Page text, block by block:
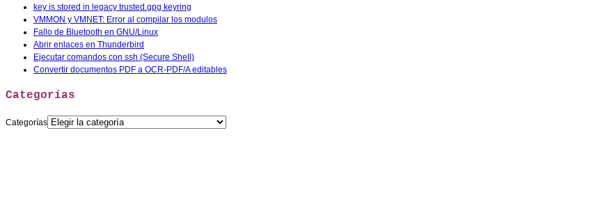
key is stored in legacy trusted.gpg keyring
VMMON y VMNET: Error al compilar los modulos
Fallo de Bluetooth en GNU/Linux
Abrir enlaces en Thunderbird
Ejecutar comandos con ssh (Secure Shell)
Convertir documentos PDF a OCR-PDF/A editables
Categorías
Categorías